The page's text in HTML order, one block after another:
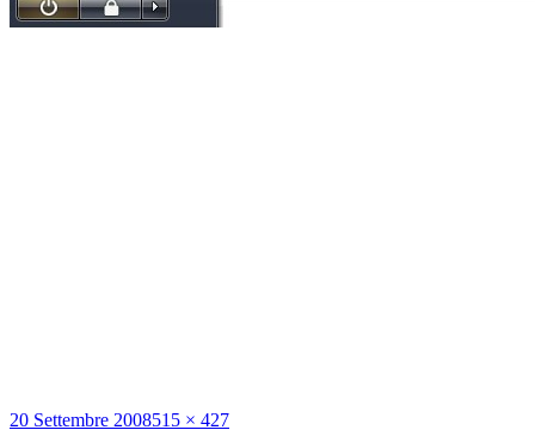
Scritto
20 Settembre 2008Dimensione
515 × 427